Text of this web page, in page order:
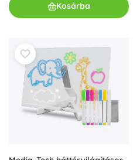
Kosárba